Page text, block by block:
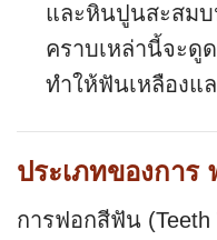
และหินปูนสะสมบ
คราบเหล่านี้จะดู
ทำให้ฟันเหลืองแ
ประเภทของการ
การฟอกสีฟัน (Teeth